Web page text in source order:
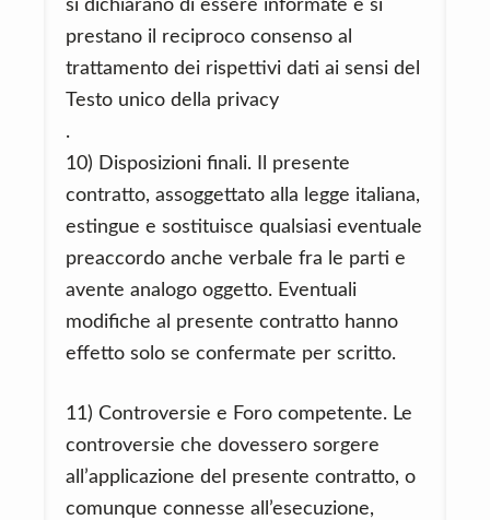
si dichiarano di essere informate e si
prestano il reciproco consenso al
trattamento dei rispettivi dati ai sensi del
Testo unico della privacy
.
10) Disposizioni finali. Il presente
contratto, assoggettato alla legge italiana,
estingue e sostituisce qualsiasi eventuale
preaccordo anche verbale fra le parti e
avente analogo oggetto. Eventuali
modifiche al presente contratto hanno
effetto solo se confermate per scritto.
11) Controversie e Foro competente. Le
controversie che dovessero sorgere
all’applicazione del presente contratto, o
comunque connesse all’esecuzione,